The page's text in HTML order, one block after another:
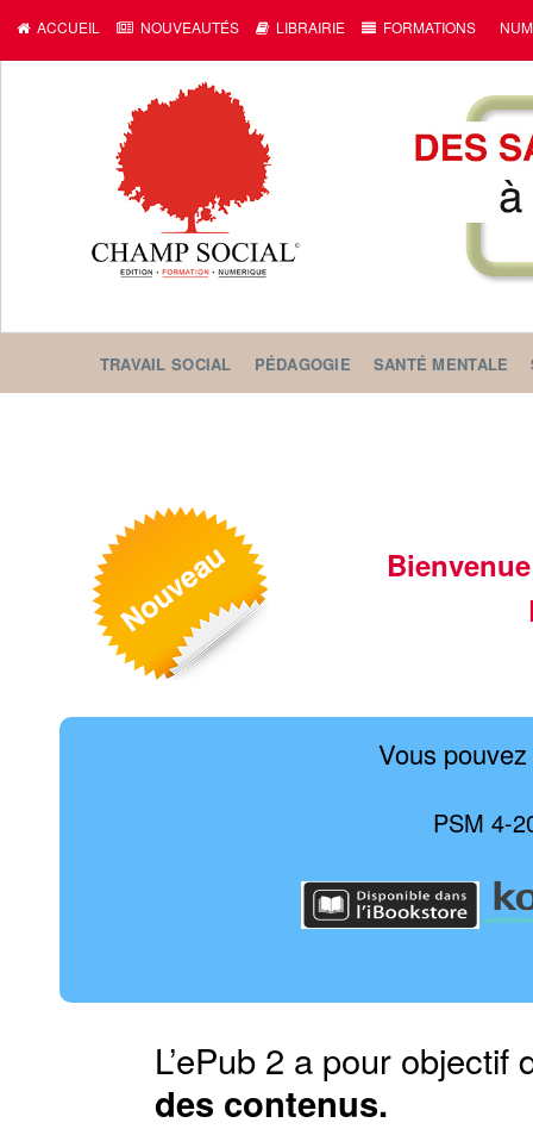
ACCUEIL NOUVEAUTÉS LIBRAIRIE FORMATIONS
TRAVAIL SOCIAL PÉDAGOGIE SANTÉ MENTALE
Vous
PSM 4-
L’ePub 2 a pour
des contenus.